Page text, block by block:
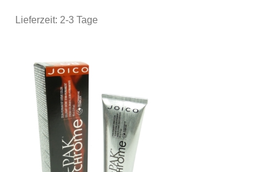
Lieferzeit: 2-3 Tage